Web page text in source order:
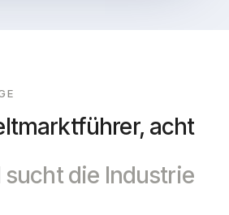
acht
sucht die Industrie